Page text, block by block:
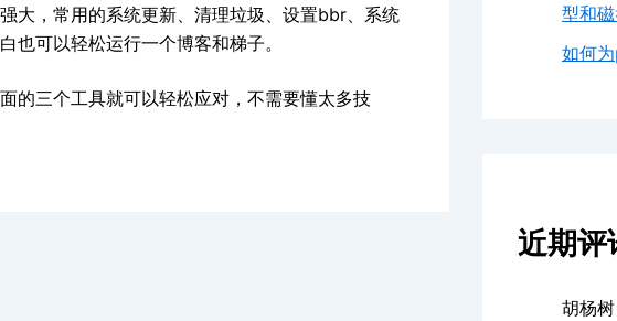
大，常用的系统更新、清理垃圾、设置bbr、系统
也可以轻松运行一个博客和梯子。
的三个工具就可以轻松应对，不需要懂太多技
型和
如何
近期评
胡杨树